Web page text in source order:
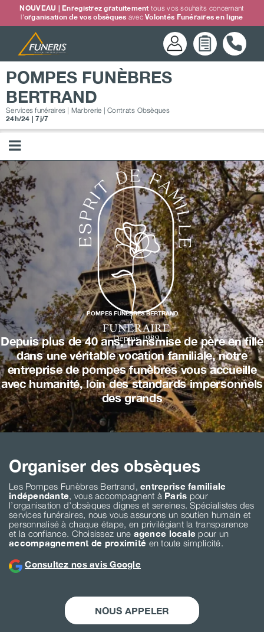
Passer
contenu
NOUVEAU | Enregistrez gratuitement tous vos souhaits concernant
l'organisation de vos obsèques avecVolontés Funéraires en ligne
POMPES FUNÈBRES
BERTRAND
Services funéraires | Marbrerie | Contrats Obsèques
24h/24 | 7j/7
POMPES FUNÈBRES BERTRAND
Depuis plus de 40 ans, transmise de père en fille
dans une véritable vocation familiale, notre
entreprise de pompes funèbres vous accueille
avec humanité, loin des standards impersonnels
des grands
Organiser des obsèques
Les Pompes Funèbres Bertrand,entreprise familiale
indépendante, vous accompagnent à Paris pour
l’organisation d’obsèques dignes et sereines. Spécialistes des
services funéraires, nous vous assurons un soutien humain et
personnalisé à chaque étape, en privilégiant la transparence
et la confiance. Choisissez une agence locale pour un
accompagnement de proximité en toute simplicité.
Consultez nos avis Google
NOUS APPELER